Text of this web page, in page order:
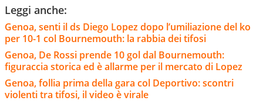
Leggi anche:
Genoa, senti il ds Diego Lopez dopo l’umiliazione del ko
per 10-1 col Bournemouth: la rabbia dei tifosi
Genoa, De Rossi prende 10 gol dal Bournemouth:
figuraccia storica ed è allarme per il mercato di Lopez
Genoa, follia prima della gara col Deportivo: scontri
violenti tra tifosi, il video è virale